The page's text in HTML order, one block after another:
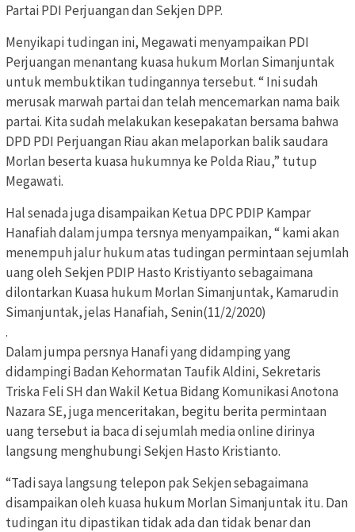
Partai PDI Perjuangan dan Sekjen DPP.
Menyikapi tudingan ini, Megawati menyampaikan PDI
Perjuangan menantang kuasa hukum Morlan Simanjuntak
untuk membuktikan tudingannya tersebut. “ Ini sudah
merusak marwah partai dan telah mencemarkan nama baik
partai. Kita sudah melakukan kesepakatan bersama bahwa
DPD PDI Perjuangan Riau akan melaporkan balik saudara
Morlan beserta kuasa hukumnya ke Polda Riau,” tutup
Megawati.
Hal senada juga disampaikan Ketua DPC PDIP Kampar
Hanafiah dalam jumpa tersnya menyampaikan, “ kami akan
menempuh jalur hukum atas tudingan permintaan sejumlah
uang oleh Sekjen PDIP Hasto Kristiyanto sebagaimana
dilontarkan Kuasa hukum Morlan Simanjuntak, Kamarudin
Simanjuntak, jelas Hanafiah, Senin(11/2/2020)
.
Dalam jumpa persnya Hanafi yang didamping yang
didampingi Badan Kehormatan Taufik Aldini, Sekretaris
Triska Feli SH dan Wakil Ketua Bidang Komunikasi Anotona
Nazara SE, juga menceritakan, begitu berita permintaan
uang tersebut ia baca di sejumlah media online dirinya
langsung menghubungi Sekjen Hasto Kristianto.
“Tadi saya langsung telepon pak Sekjen sebagaimana
disampaikan oleh kuasa hukum Morlan Simanjuntak itu. Dan
tudingan itu dipastikan tidak ada dan tidak benar dan